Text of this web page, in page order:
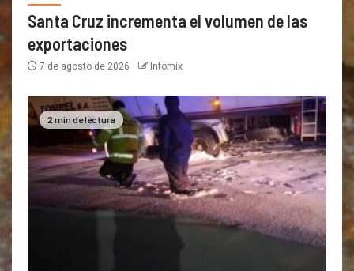
Santa Cruz incrementa el volumen de las
exportaciones
7 de agosto de 2026 Infomix
2 min de lectura